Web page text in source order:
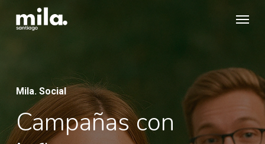
Mila. Social
Campañas con